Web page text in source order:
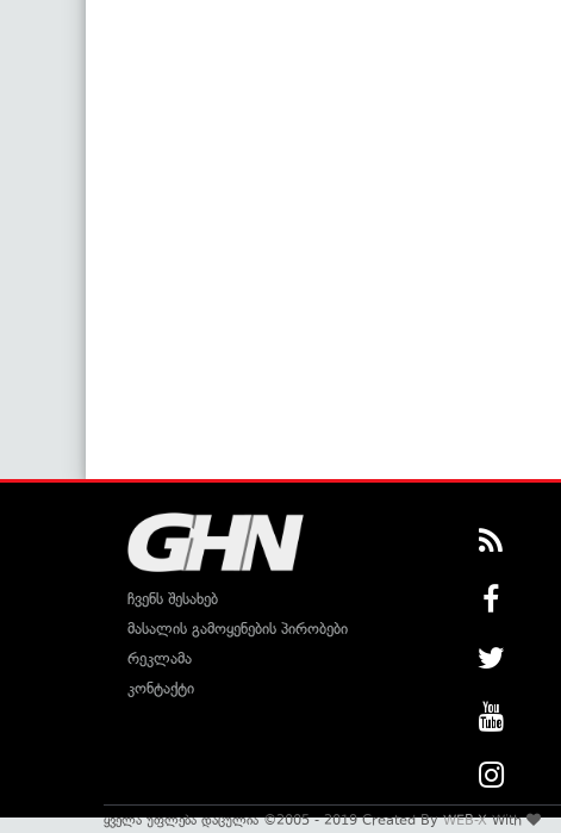
ჩვენს შესახებ
მასალის გამოყენების პირობები
რეკლამა
კონტაქტი
ყველა უფლება დაცულია ©2005 - 2019 Created ByWEB-XWith